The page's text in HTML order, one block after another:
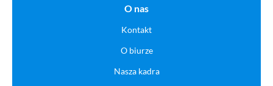
O nas
Kontakt
O biurze
Nasza kadra